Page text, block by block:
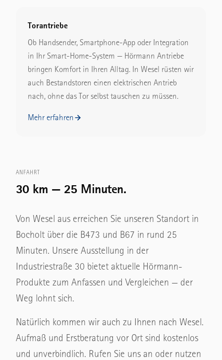
Torantriebe
Ob Handsender, Smartphone-App oder Integration
in Ihr Smart-Home-System — Hörmann Antriebe
bringen Komfort in Ihren Alltag. In Wesel rüsten wir
auch Bestandstoren einen elektrischen Antrieb
nach, ohne das Tor selbst tauschen zu müssen.
Mehr erfahren
ANFAHRT
30 km — 25 Minuten.
Von Wesel aus erreichen Sie unseren Standort in
Bocholt über die B473 und B67 in rund 25
Minuten. Unsere Ausstellung in der
Industriestraße 30 bietet aktuelle Hörmann-
Produkte zum Anfassen und Vergleichen — der
Weg lohnt sich.
Natürlich kommen wir auch zu Ihnen nach Wesel.
Aufmaß und Erstberatung vor Ort sind kostenlos
und unverbindlich. Rufen Sie uns an oder nutzen